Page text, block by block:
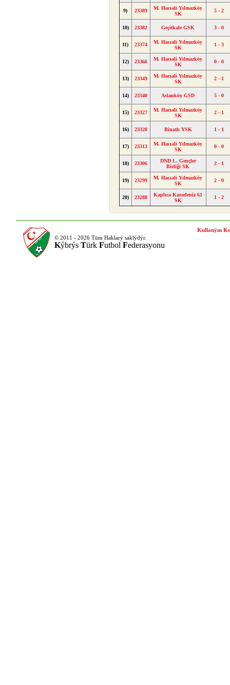
9) 23389
M. Hacıali Yılmazköy
SK
5 - 2
10) 23382 Geçitkale GSK 3 - 0
11) 23374
M. Hacıali Yılmazköy
SK
1 - 3
12) 23366
M. Hacıali Yılmazköy
SK
0 - 0
13) 23349
M. Hacıali Yılmazköy
SK
2 - 1
14) 23340 Aslanköy GSD 5 - 0
15) 23327
M. Hacıali Yılmazköy
SK
2 - 1
16) 23320 Binatlı YSK 1 - 1
17) 23313
M. Hacıali Yılmazköy
SK
0 - 0
18) 23306
DND L. Gençler
Birliği SK
2 - 1
19) 23299
M. Hacıali Yılmazköy
SK
2 - 0
20) 23288
Kaplıca Karadeniz 61
SK
1 - 2
© 2011 - 2026 Tüm Haklarý saklýdýr.
Kýbrýs Türk Futbol Federasyonu
Kullaným